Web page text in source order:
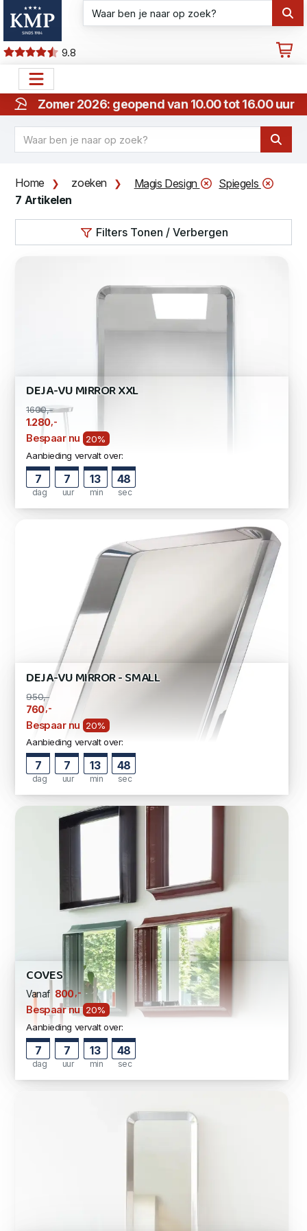
9.8
Zomer 2026: geopend van 10.00 tot 16.00 uur
Home zoeken Magis Design
Spiegels
7 Artikelen
Filters Tonen / Verbergen
DEJA-VU MIRROR XXL
1600,-
1.280 ,-
Bespaar nu
20%
Aanbieding vervalt over:
7
dag
7
uur
13
min
47
sec
DEJA-VU MIRROR - SMALL
950,-
760,-
Bespaar nu
20%
Aanbieding vervalt over:
7
dag
7
uur
13
min
47
sec
COVES
Vanaf 800,-
Bespaar nu 20%
Aanbieding vervalt over:
7
dag
7
uur
13
min
47
sec